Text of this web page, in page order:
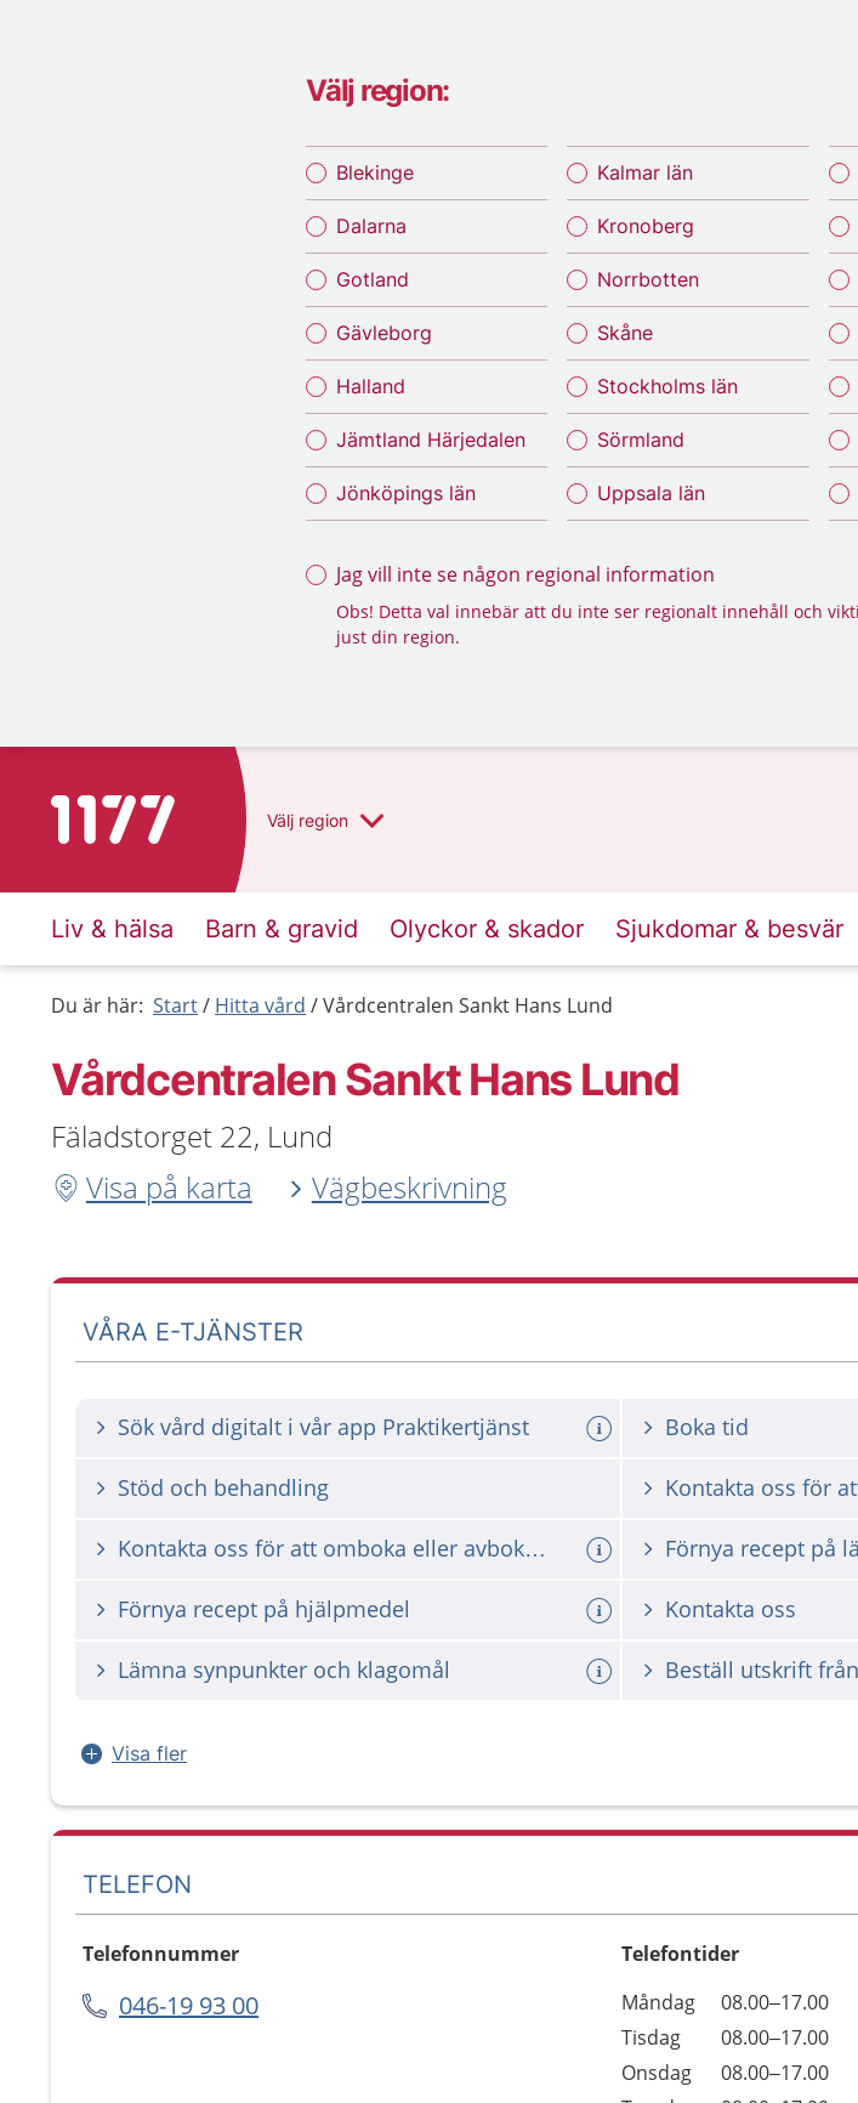
Välj region:
Blekinge
Dalarna
Gotland
Gävleborg
Halland
Jämtland Härjedalen
Jönköpings län
Kalmar län
Kronoberg
Norrbotten
Skåne
Stockholms län
Sörmland
Uppsala län
Jag vill inte se någon regional information
Obs! Detta val innebär att du inte ser regionalt innehåll och
just din region.
Till startsidan för 1177 Välj region
Liv & hälsa Barn & gravid Olyckor & skador Sjukdomar & besvär
Du är här: Start Hitta vård Vårdcentralen Sankt Hans Lund
Vårdcentralen Sankt Hans Lund
Fäladstorget 22, Lund
Visa på karta
Vägbeskrivning
VÅRA E-TJÄNSTER
Sök vård digitalt i vår app Praktikertjänst Boka tid
Stöd och behandling Kontakta oss för
Kontakta oss för att omboka eller avboka tid Förnya recept på
Förnya recept på hjälpmedel Kontakta oss
Lämna synpunkter och klagomål Beställ utskrift
Visa fler
TELEFON
Telefonnummer
046-19 93 00
Telefontider
Dag
Öppettider
Kommentarer
Måndag
08.00–17.00
Tisdag
08.00–17.00
Onsdag
08.00–17.00